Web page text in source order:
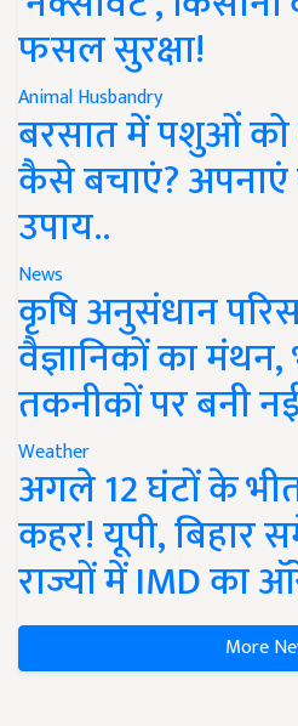
फसल सुरक्षा!
Animal Husbandry
बरसात में पशुओं को
कैसे बचाएं?
उपाय..
News
कृषि अनुसंधान
वैज्ञानिकों का
तकनीकों पर बनी
Weather
अगले 12 घंटों के
कहर! यूपी, बिहार
राज्यों में IMD का
More